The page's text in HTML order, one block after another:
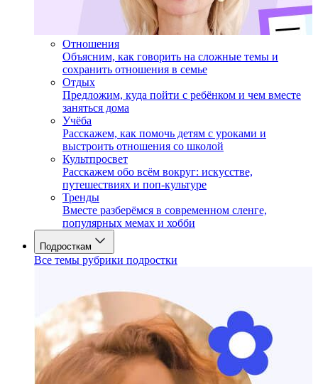
Отношения
Объясним, как говорить на сложные темы и
сохранить отношения в семье
Отдых
Предложим, куда пойти с ребёнком и чем вместе
заняться дома
Учёба
Расскажем, как помочь детям с уроками и
выстроить отношения со школой
Культпросвет
Расскажем обо всём вокруг: искусстве,
путешествиях и поп-культуре
Тренды
Вместе разберёмся в современном сленге,
популярных мемах и хобби
Подросткам
Все темы рубрики подростки